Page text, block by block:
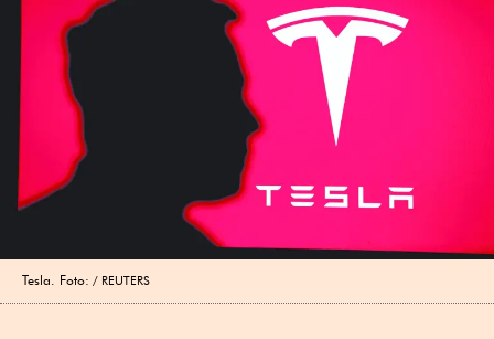
Tesla. Foto: REUTERS